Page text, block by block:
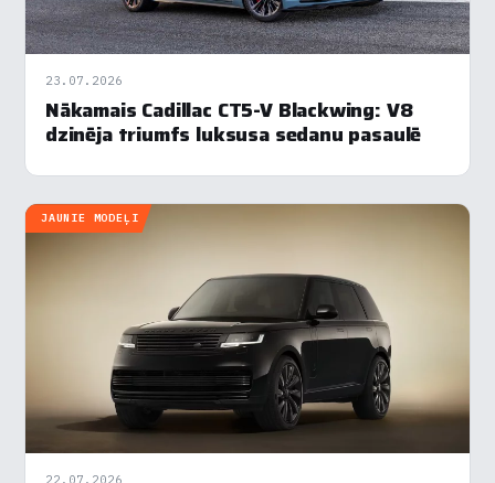
23.07.2026
Nākamais Cadillac CT5-V Blackwing: V8
dzinēja triumfs luksusa sedanu pasaulē
JAUNIE MODEĻI